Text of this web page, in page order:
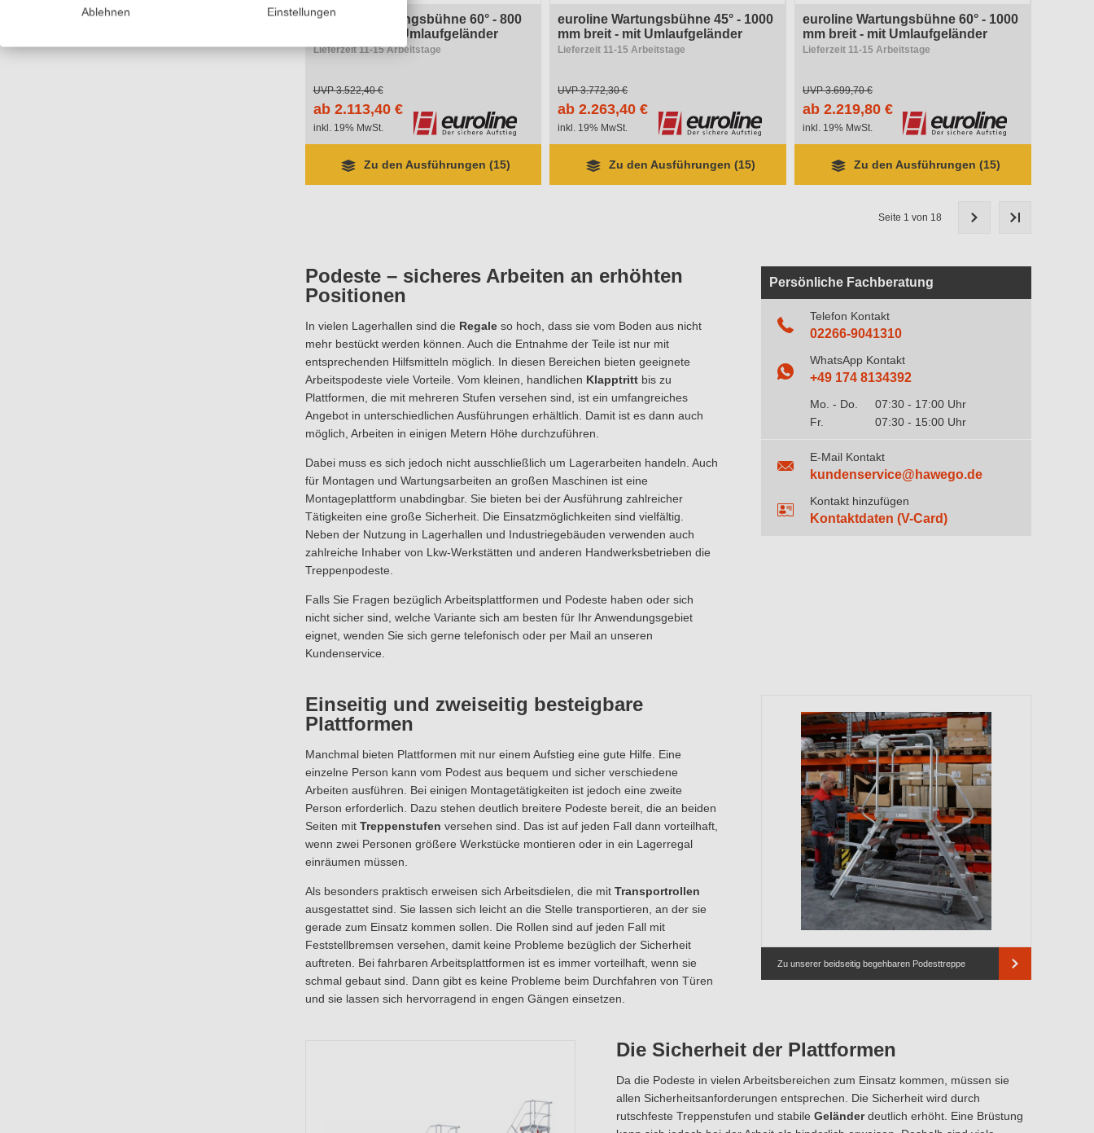
euroline Wartungsbühne 60° - 800
mm breit - mit Umlaufgeländer
Lieferzeit 11-15 Arbeitstage
UVP3.522,40 €
ab 2.113,40 €
inkl. 19% MwSt.
Zu den Ausführungen (15)
euroline Wartungsbühne 45° - 1000
mm breit - mit Umlaufgeländer
Lieferzeit 11-15 Arbeitstage
UVP3.772,30 €
ab 2.263,40 €
inkl. 19% MwSt.
Zu den Ausführungen (15)
euroline Wartungsbühne 60° - 1000
mm breit - mit Umlaufgeländer
Lieferzeit 11-15 Arbeitstage
UVP3.699,70 €
ab 2.219,80 €
inkl. 19% MwSt.
Zu den Ausführungen (15)
Seite 1 von 18
Podeste – sicheres Arbeiten an erhöhten
Positionen
In vielen Lagerhallen sind die Regaleso hoch, dass sie vom Boden aus nicht
mehr bestückt werden können. Auch die Entnahme der Teile ist nur mit
entsprechenden Hilfsmitteln möglich. In diesen Bereichen bieten geeignete
Arbeitspodeste viele Vorteile. Vom kleinen, handlichen Klapptrittbis zu
Plattformen, die mit mehreren Stufen versehen sind, ist ein umfangreiches
Angebot in unterschiedlichen Ausführungen erhältlich. Damit ist es dann auch
möglich, Arbeiten in einigen Metern Höhe durchzuführen.
Dabei muss es sich jedoch nicht ausschließlich um Lagerarbeiten handeln. Auch
für Montagen und Wartungsarbeiten an großen Maschinen ist eine
Montageplattform unabdingbar. Sie bieten bei der Ausführung zahlreicher
Tätigkeiten eine große Sicherheit. Die Einsatzmöglichkeiten sind vielfältig.
Neben der Nutzung in Lagerhallen und Industriegebäuden verwenden auch
zahlreiche Inhaber von Lkw-Werkstätten und anderen Handwerksbetrieben die
Treppenpodeste.
Falls Sie Fragen bezüglich Arbeitsplattformen und Podeste haben oder sich
nicht sicher sind, welche Variante sich am besten für Ihr Anwendungsgebiet
eignet, wenden Sie sich gerne telefonisch oder per Mail an unseren
Kundenservice.
Persönliche Fachberatung
Telefon Kontakt
02266-9041310
WhatsApp Kontakt
+49 174 8134392
Mo. - Do.
07:30 - 17:00 Uhr
Fr.
07:30 - 15:00 Uhr
E-Mail Kontakt
kundenservice@hawego.de
Kontakt hinzufügen
Kontaktdaten (V-Card)
Einseitig und zweiseitig besteigbare
Plattformen
Manchmal bieten Plattformen mit nur einem Aufstieg eine gute Hilfe. Eine
einzelne Person kann vom Podest aus bequem und sicher verschiedene
Arbeiten ausführen. Bei einigen Montagetätigkeiten ist jedoch eine zweite
Person erforderlich. Dazu stehen deutlich breitere Podeste bereit, die an beiden
Seiten mit Treppenstufen versehen sind. Das ist auf jeden Fall dann vorteilhaft,
wenn zwei Personen größere Werkstücke montieren oder in ein Lagerregal
einräumen müssen.
Als besonders praktisch erweisen sich Arbeitsdielen, die mit Transportrollen
ausgestattet sind. Sie lassen sich leicht an die Stelle transportieren, an der sie
gerade zum Einsatz kommen sollen. Die Rollen sind auf jeden Fall mit
Feststellbremsen versehen, damit keine Probleme bezüglich der Sicherheit
auftreten. Bei fahrbaren Arbeitsplattformen ist es immer vorteilhaft, wenn sie
schmal gebaut sind. Dann gibt es keine Probleme beim Durchfahren von Türen
und sie lassen sich hervorragend in engen Gängen einsetzen.
Zu unserer beidseitig begehbaren Podesttreppe
Die Sicherheit der Plattformen
Da die Podeste in vielen Arbeitsbereichen zum Einsatz kommen, müssen sie
allen Sicherheitsanforderungen entsprechen. Die Sicherheit wird durch
rutschfeste Treppenstufen und stabile Geländerdeutlich erhöht. Eine Brüstung
Ablehnen Einstellungen